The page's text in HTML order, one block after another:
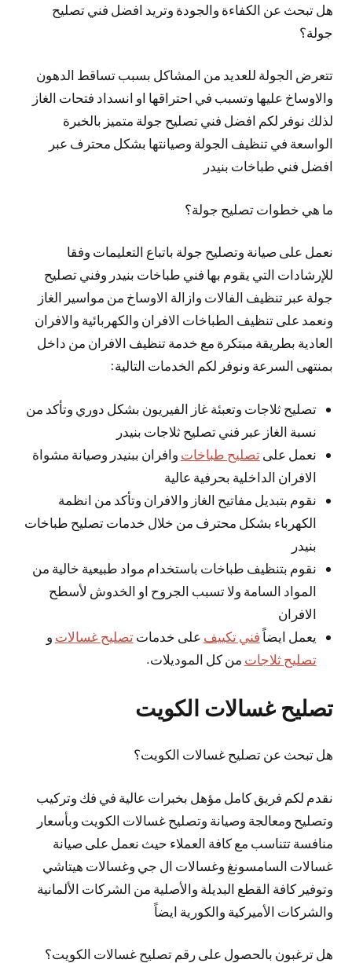
هل تبحث عن الكفاءة والجودة وتريد افضل فني تصليح
جولة؟
تتعرض الجولة للعديد من المشاكل بسبب تساقط الدهون
والاوساخ عليها وتسبب في احتراقها او انسداد فتحات الغاز
لذلك نوفر لكم افضل فني تصليح جولة متميز بالخبرة
الواسعة في تنظيف الجولة وصيانتها بشكل محترف عبر
افضل فني طباخات بنيدر
ما هي خطوات تصليح جولة؟
نعمل على صيانة وتصليح جولة باتباع التعليمات وفقا
للإرشادات التي يقوم بها فني طباخات بنيدر وفني تصليح
جولة عبر تنظيف الفالات وازالة الاوساخ من مواسير الغاز
ونعمد على تنظيف الطباخات الافران والكهربائية والافران
العادية بطريقة مبتكرة مع خدمة تنظيف الافران من داخل
بمنتهى السرعة ونوفر لكم الخدمات التالية:
تصليح ثلاجات وتعبئة غاز الفيريون بشكل دوري وتأكد من
نسبة الغاز عبر فني تصليح ثلاجات بنيدر
نعمل علىتصليح طباخات وافران ببنيدر وصيانة مشواة
الافران الداخلية بحرفية عالية
نقوم بتبديل مفاتيح الغاز والافران وتأكد من انظمة
الكهرباء بشكل محترف من خلال خدمات تصليح طباخات
بنيدر
نقوم بتنظيف طباخات باستخدام مواد طبيعية خالية من
المواد السامة ولا تسبب الجروح او الخدوش لأسطح
الافران
يعمل ايضاًفني تكييف على خدماتتصليح غسالات و
تصليح ثلاجات من كل الموديلات.
تصليح غسالات الكويت
هل تبحث عن تصليح غسالات الكويت؟
نقدم لكم فريق كامل مؤهل بخبرات عالية في فك وتركيب
وتصليح ومعالجة وصيانة وتصليح غسالات الكويت وبأسعار
منافسة تتناسب مع كافة العملاء حيث نعمل على صيانة
غسالات السامسونغ وغسالات ال جي وغسالات هيتاشي
وتوفير كافة القطع البديلة والأصلية من الشركات الألمانية
والشركات الأميركية والكورية ايضاً
هل ترغبون بالحصول على رقم تصليح غسالات الكويت؟